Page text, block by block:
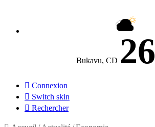
Bukavu, CD 26
Connexion
Switch skin
Rechercher